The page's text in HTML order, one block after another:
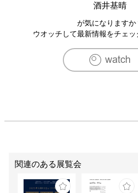
酒井基晴
が気になりますか
ウオッチして最新情報をチェッ
関連のある展覧会